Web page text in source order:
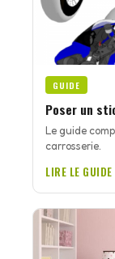
GUIDE
Poser un
Le guide
carrosserie.
LIRE LE GUIDE